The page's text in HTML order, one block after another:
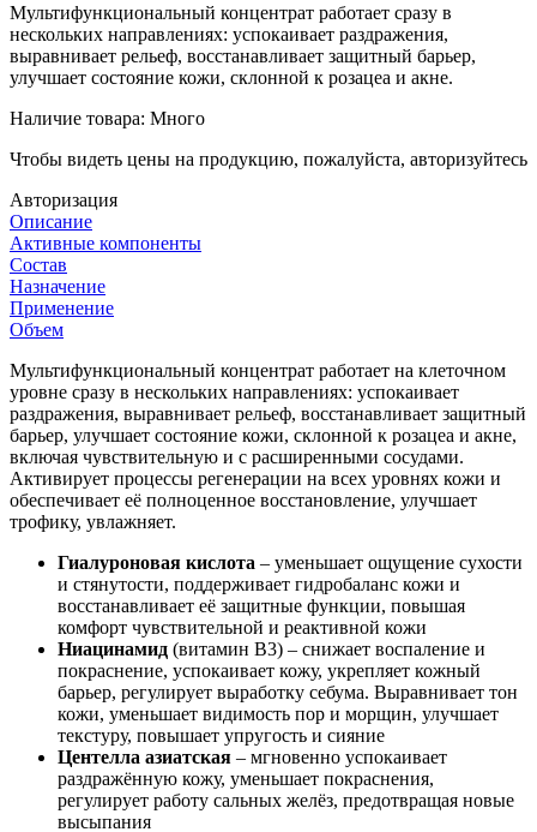
Мультифункциональный концентрат работает сразу в
нескольких направлениях: успокаивает раздражения,
выравнивает рельеф, восстанавливает защитный барьер,
улучшает состояние кожи, склонной к розацеа и акне.
Наличие товара: Много
Чтобы видеть цены на продукцию, пожалуйста, авторизуйтесь
Авторизация
Описание
Активные компоненты
Состав
Назначение
Применение
Объем
Мультифункциональный концентрат работает на клеточном
уровне сразу в нескольких направлениях: успокаивает
раздражения, выравнивает рельеф, восстанавливает защитный
барьер, улучшает состояние кожи, склонной к розацеа и акне,
включая чувствительную и с расширенными сосудами.
Активирует процессы регенерации на всех уровнях кожи и
обеспечивает её полноценное восстановление, улучшает
трофику, увлажняет.
Гиалуроновая кислота – уменьшает ощущение сухости
и стянутости, поддерживает гидробаланс кожи и
восстанавливает её защитные функции, повышая
комфорт чувствительной и реактивной кожи
Ниацинамид (витамин B3) – снижает воспаление и
покраснение, успокаивает кожу, укрепляет кожный
барьер, регулирует выработку себума. Выравнивает тон
кожи, уменьшает видимость пор и морщин, улучшает
текстуру, повышает упругость и сияние
Центелла азиатская – мгновенно успокаивает
раздражённую кожу, уменьшает покраснения,
регулирует работу сальных желёз, предотвращая новые
высыпания